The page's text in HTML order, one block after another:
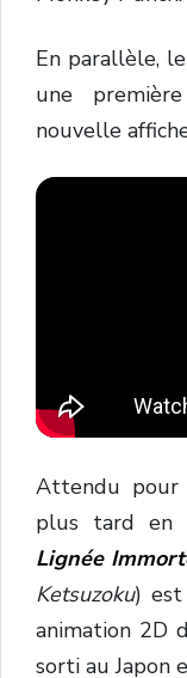
En parallèle, l
une première
nouvelle
Attendu
plus tard en
Lignée
Ketsuzoku)
animation 2D
sorti auJapon